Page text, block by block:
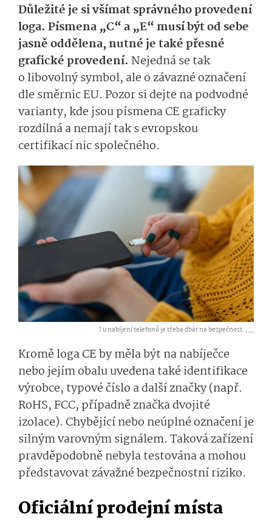
Důležité je si všímat správného provedení
loga. Písmena „C“ a „E“ musí být od sebe
jasně oddělena, nutné je také přesné
grafické provedení. Nejedná se tak
o libovolný symbol, ale o závazné označení
dle směrnic EU. Pozor si dejte na podvodné
varianty, kde jsou písmena CE graficky
rozdílná a nemají tak s evropskou
certifikací nic společného.
I u nabíjení telefonů je třeba dbát na bezpečnost. ,...
Kromě loga CE by měla být na nabíječce
nebo jejím obalu uvedena také identifikace
výrobce, typové číslo a další značky (např.
RoHS, FCC, případně značka dvojité
izolace). Chybějící nebo neúplné označení je
silným varovným signálem. Taková zařízení
pravděpodobně nebyla testována a mohou
představovat závažné bezpečnostní riziko.
Oficiální prodejní místa